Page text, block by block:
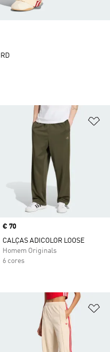
à Lista de Desejos
Price
€ 70
CALÇAS ADICOLOR LOOSE
Homem Originals
6 cores
à Lista de Desejos